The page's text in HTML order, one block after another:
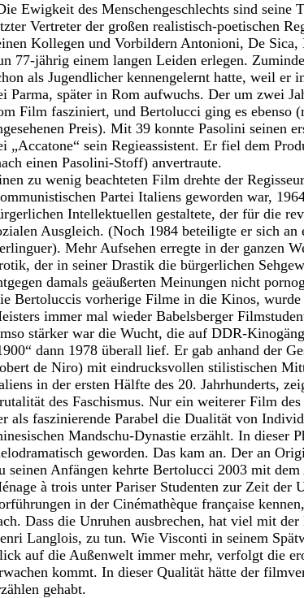
Ewigkeit des Menschengeschlechts sind
Vertreter der großen realistisch-poetischen
Kollegen und Vorbildern Antonioni, De
77-jährig einem langen Leiden erlegen.
als Jugendlicher kennengelernt hatte, weil er
Parma, später in Rom aufwuchs. Der um zwei
Film fasziniert, und Bertolucci ging es ebenso
Preis). Mit 39 konnte Pasolini seinen
„Accatone“ sein Regieassistent. Er fiel dem
einen Pasolini-Stoff) anvertraute.
zu wenig beachteten Film drehte der
Partei Italiens geworden war,
Intellektuellen gestaltete, der für die
Ausgleich. (Noch 1984 beteiligte er sich
Mehr Aufsehen erregte in der ganzen
der in seiner Drastik die bürgerlichen
damals geäußerten Meinungen nicht
Bertoluccis vorherige Filme in die Kinos, wurde
immer mal wieder Babelsberger
stärker war die Wucht, die auf DDR-
dann 1978 überall lief. Er gab anhand der
de Niro) mit eindrucksvollen stilistischen
in der ersten Hälfte des 20. Jahrhunderts,
des Faschismus. Nur ein weiterer Film
als faszinierende Parabel die Dualität von
Mandschu-Dynastie erzählt. In dieser
geworden. Das kam an. Der an
seinen Anfängen kehrte Bertolucci 2003 mit
à trois unter Pariser Studenten zur Zeit der
in der Cinémathèque française
Dass die Unruhen ausbrechen, hat viel mit
Langlois, zu tun. Wie Visconti in seinem
auf die Außenwelt immer mehr, verfolgt die
kommt. In dieser Qualität hätte der
gehabt.